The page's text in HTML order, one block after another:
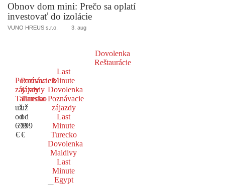
Obnov dom mini: Prečo sa oplatí
investovať do izolácie
VUNO HREUS s.r.o. 3. aug
Dovolenka
Reštaurácie
Poznávacie
zájazdy
Taliansko
už
od
699
€
Poznávacie
zájazdy
Turecko
už
od
599
€
Last
Minute
Dovolenka
Poznávacie
zájazdy
Last
Minute
Turecko
Dovolenka
Maldivy
Last
Minute
Egypt